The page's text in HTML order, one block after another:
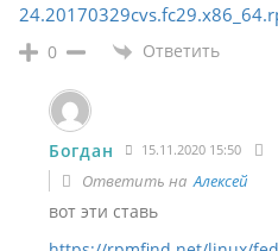
0 Ответить
Богдан 15.11.2020 15:50
Ответить наАлексей
вот эти ставь